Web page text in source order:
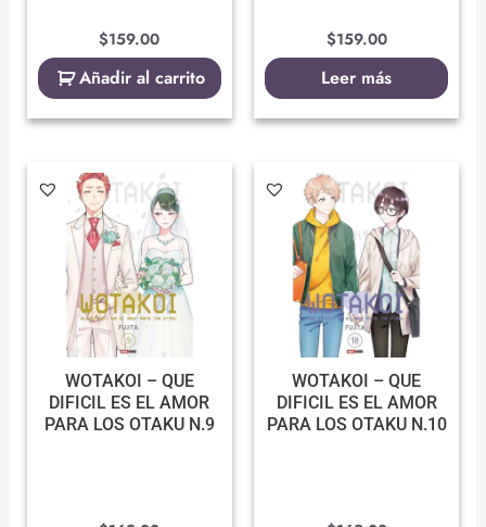
$159.00
Añadir al carrito
$159.00
Leer más
WOTAKOI – QUE
DIFICIL ES EL AMOR
PARA LOS OTAKU N.9
WOTAKOI – QUE
DIFICIL ES EL AMOR
PARA LOS OTAKU N.10